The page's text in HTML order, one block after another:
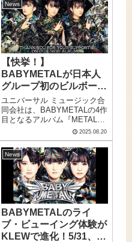
院。その中でも特にアーティ
スト性が強く、強烈な個性と
輝きを放っていたのが日髙麻
鈴だ。今、フリーとなった彼
女が選んだ新たな挑戦は音楽
であった。
News
【快挙！】
BABYMETALが日本人
グループ初のビルボード
TOP10入り！最新アル
バム『METAL
FORTH』全米アルバム
チャート初登場9位！
ユニバーサル ミュージック合
同会社は、BABYMETALの4作
目となるアルバム『METAL
FORTH』が全米アルバムチャ
ート初登場9位を記録し、日本
人グループとして史上初とな
るTOP10入りを達成したこと
を発表した。
2025.08.20
News
BABYMETALのライ
ブ・ビューイング体験が
KLEWで進化！5/31、イ